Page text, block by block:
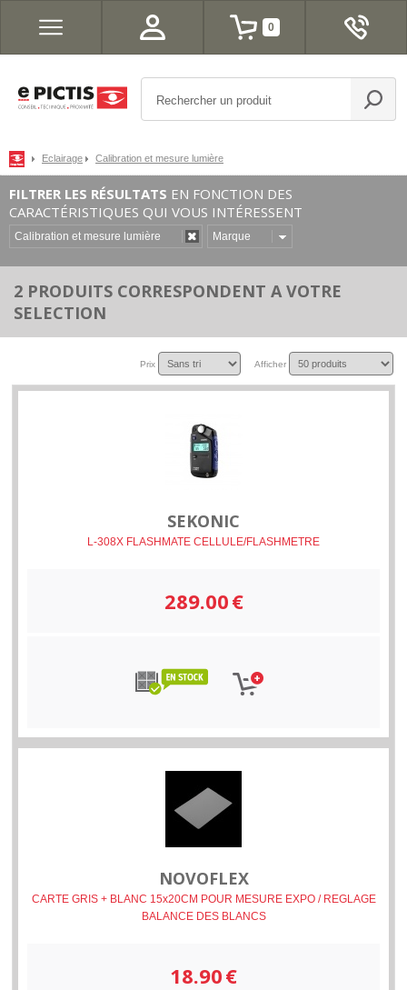
0
Eclairage Calibration et mesure lumière
FILTRER LES RÉSULTATS EN FONCTION DES
CARACTÉRISTIQUES QUI VOUS INTÉRESSENT
Calibration et mesure lumière Marque
2 PRODUITS CORRESPONDENT A VOTRE
SELECTION
Afficher
Prix
SEKONIC
L-308X FLASHMATE CELLULE/FLASHMETRE
289.00€
NOVOFLEX
CARTE GRIS + BLANC 15x20CM POUR MESURE EXPO / REGLAGE
BALANCE DES BLANCS
18.90€